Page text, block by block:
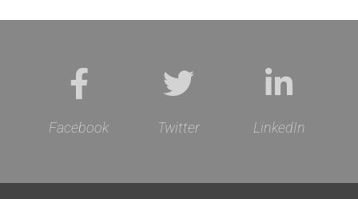
Facebook Twitter LinkedIn